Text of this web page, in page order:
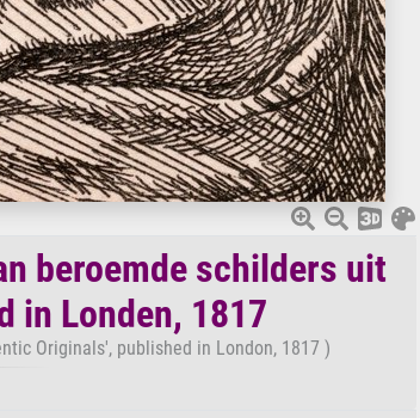
beroemde schilders uit
in Londen, 1817
Originals', published in London, 1817 )